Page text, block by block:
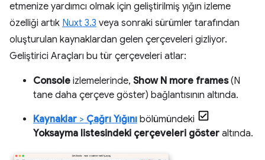
etmenize yardımcı olmak için geliştirilmiş yığın izleme
özelliği artık Nuxt 3.3 veya sonraki sürümler tarafından
oluşturulan kaynaklardan gelen çerçeveleri gizliyor.
Geliştirici Araçları bu tür çerçeveleri atlar:
Console izlemelerinde, Show N more frames(N
tane daha çerçeve göster) bağlantısının altında.
Kaynaklar > Çağrı Yığını bölümündeki
Yoksayma listesindeki çerçeveleri göster altında.